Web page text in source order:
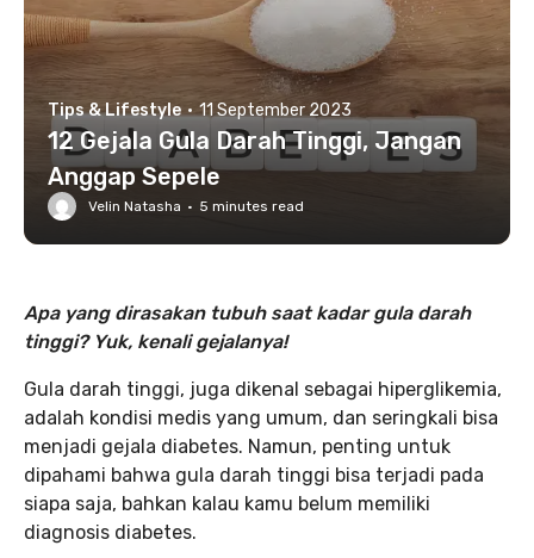
Tips & Lifestyle · 11 September 2023
12 Gejala Gula Darah Tinggi, Jangan
Anggap Sepele
Velin Natasha · 5 minutes read
Apa yang dirasakan tubuh saat kadar gula darah
tinggi? Yuk, kenali gejalanya!
Gula darah tinggi, juga dikenal sebagai hiperglikemia,
adalah kondisi medis yang umum, dan seringkali bisa
menjadi gejala diabetes. Namun, penting untuk
dipahami bahwa gula darah tinggi bisa terjadi pada
siapa saja, bahkan kalau kamu belum memiliki
diagnosis diabetes.